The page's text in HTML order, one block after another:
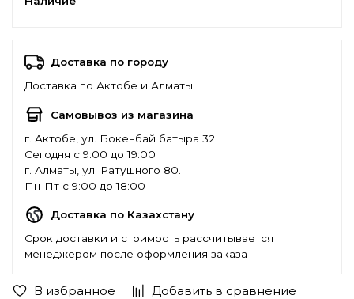
В избранное Добавить в сравнение
Доставка по городу
Доставка по Актобе и Алматы
Самовывоз из магазина
г. Актобе, ул. Бокенбай батыра 32
Сегодня с 9:00 до 19:00
г. Алматы, ул. Ратушного 80.
Пн-Пт с 9:00 до 18:00
Доставка по Казахстану
Срок доставки и стоимость рассчитывается
менеджером после оформления заказа